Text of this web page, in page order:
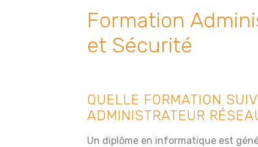
Formation
et Sécurité
QUELLE FORMATION
ADMINISTRATEUR
Un diplôme en informatique est